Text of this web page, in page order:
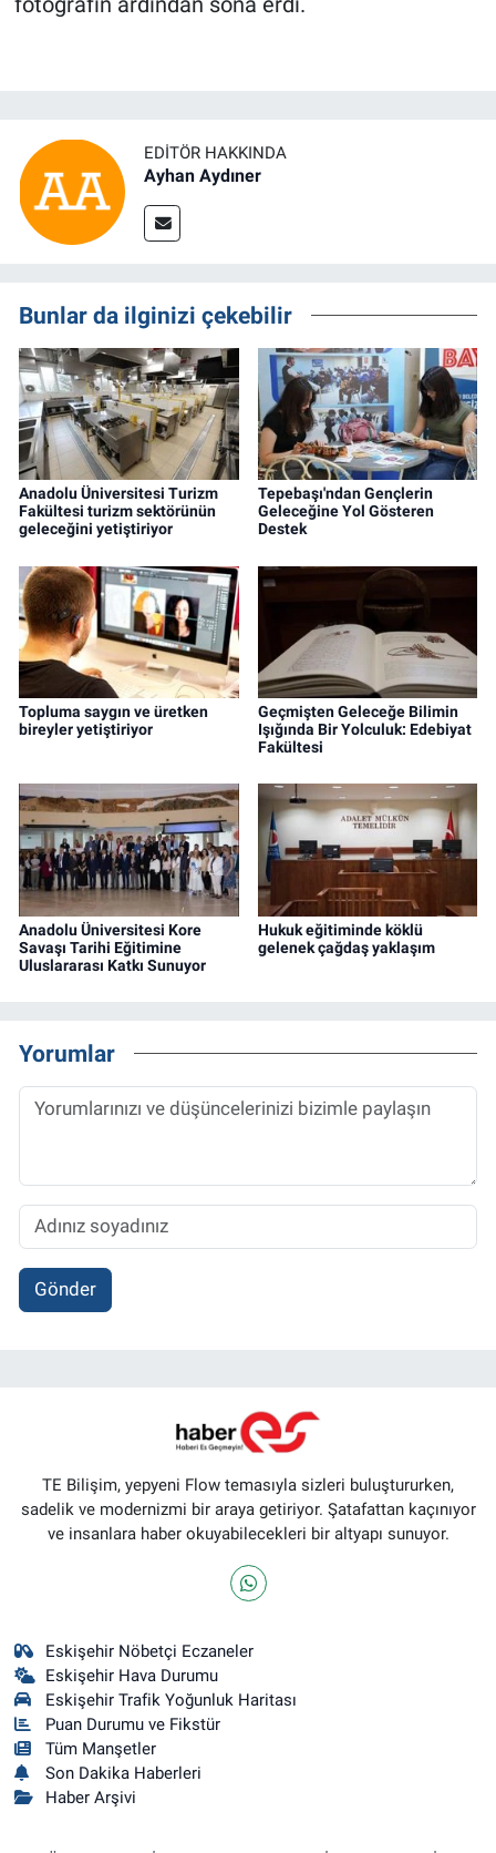
EDITÖR HAKKINDA
Ayhan Aydıner
Bunlar da ilginizi çekebilir
Anadolu Üniversitesi Turizm
Fakültesi turizm sektörünün
geleceğini yetiştiriyor
Tepebaşı'ndan Gençlerin
Geleceğine Yol Gösteren
Destek
Topluma saygın ve üretken
bireyler yetiştiriyor
Geçmişten Geleceğe Bilimin
Işığında Bir Yolculuk: Edebiyat
Fakültesi
Anadolu Üniversitesi Kore
Savaşı Tarihi Eğitimine
Uluslararası Katkı Sunuyor
Hukuk eğitiminde köklü
gelenek çağdaş yaklaşım
Yorumlar
Gönder
TE Bilişim, yepyeni Flow temasıyla sizleri buluştururken,
sadelik ve modernizmi bir araya getiriyor. Şatafattan kaçınıyor
ve insanlara haber okuyabilecekleri bir altyapı sunuyor.
Eskişehir Nöbetçi Eczaneler
Eskişehir Hava Durumu
Eskişehir Trafik Yoğunluk Haritası
Puan Durumu ve Fikstür
Tüm Manşetler
Son Dakika Haberleri
Haber Arşivi